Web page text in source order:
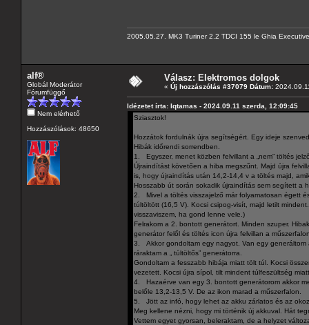
2005.05.27. MK3 Turiner 2.2 TDCI 155 le Ghia Executive
alf®
Globál Moderátor
Fórumfüggő
Nem elérhető
Hozzászólások: 48650
Válasz: Elektromos dolgok
« Új hozzászólás #37079 Dátum:
Idézetet írta: Iqtamas - 2024.09.11 szerda, 12:09:45
Sziasztok!
Hozzátok fordulnák újra segítségért. Egy ideje
Hibák időrendi sorrendben.
1. Egyszer, menet közben felvillant a „nem” töltés
Újraindítást követően a hiba megszűnt. Majd újra
is, hogy újraindítás után 14,2-14,4 v a töltés majd,
Hosszabb út során sokadik újraindítás sem segített a
2. Mivel a töltés visszajelző már folyamatosan égett
túltöltött (16,5 V). Kocsi csipog-visít, majd letilt
visszaviszem, ha gond lenne vele.)
Felrakom a 2. bontott generátort. Minden szuper.
generátor felől és töltés icon újra felvillan a
3. Akkor gondoltam egy nagyot. Van egy generáltom
ráraktam a „ túltöltős” generátorra.
Gondoltam a fesszabb hibája miatt tölt túl. Kocsi
vezetett. Kocsi újra sípol, tilt mindent túlfeszültség
4. Hazaérve van egy 3. bontott generátorom akkor
belőle 13,2-13,5 V. De az ikon marad a műszerfalon.
5. Jött az infó, hogy lehet az akku zárlatos és az
Meg kellene nézni, hogy mi történik új akkuval. Hát
Vettem egyet gyorsan, beleraktam, de a helyzet